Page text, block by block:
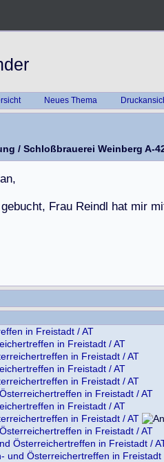
Neues Thema
/ Schloßbrauerei Weinberg A-
an,
gebucht, Frau Reindl hat mir mi
in Freistadt / AT
in Freistadt / AT
in Freistadt / AT
in Freistadt / AT
in Freistadt / AT
in Freistadt / AT
in Freistadt / AT
in Freistadt / AT
in Freistadt / AT
Österreichertreffen in Freistadt /
und Österreichertreffen in Freistadt